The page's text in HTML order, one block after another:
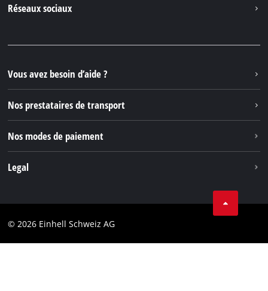
Einhell Germany AG
Réseaux sociaux
Instagram
TikTok
Pinterest
Vous avez besoin d’aide ?
Nos prestataires de transport
Nos modes de paiement
Legal
Marque
© 2026 Einhell Schweiz AG